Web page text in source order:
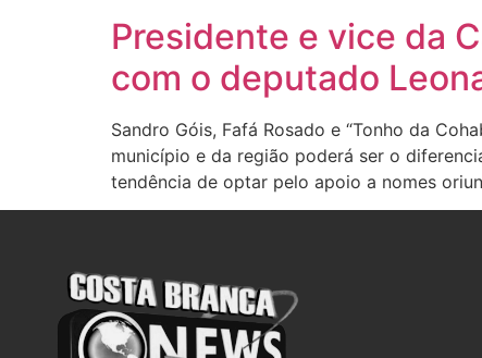
Presidente e vice da
com o deputado
Sandro Góis, Fafá Rosado e “Tonho da
município e da região poderá ser o
tendência de optar pelo apoio a nomes